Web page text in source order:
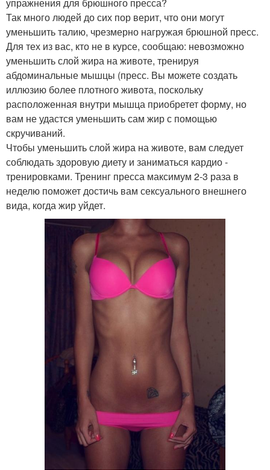
упражнения для брюшного пресса?
Так много людей до сих пор верит, что они могут
уменьшить талию, чрезмерно нагружая брюшной пресс.
Для тех из вас, кто не в курсе, сообщаю: невозможно
уменьшить слой жира на животе, тренируя
абдоминальные мышцы (пресс. Вы можете создать
иллюзию более плотного живота, поскольку
расположенная внутри мышца приобретет форму, но
вам не удастся уменьшить сам жир с помощью
скручиваний.
Чтобы уменьшить слой жира на животе, вам следует
соблюдать здоровую диету и заниматься кардио -
тренировками. Тренинг пресса максимум 2-3 раза в
неделю поможет достичь вам сексуального внешнего
вида, когда жир уйдет.